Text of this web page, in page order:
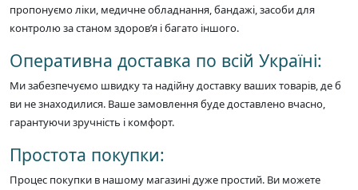
пропонуємо ліки, медичне обладнання, бандажі, засоби для
контролю за станом здоров’я і багато іншого.
Оперативна доставка по всій Україні:
Ми забезпечуємо швидку та надійну доставку ваших товарів, де б
ви не знаходилися. Ваше замовлення буде доставлено вчасно,
гарантуючи зручність і комфорт.
Простота покупки:
Процес покупки в нашому магазині дуже простий. Ви можете